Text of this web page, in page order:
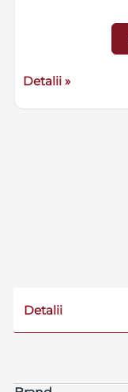
Detalii »
Detalii